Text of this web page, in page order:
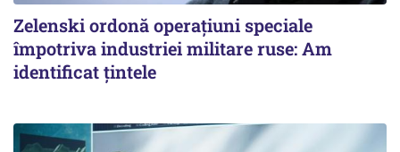
Zelenski ordonă operațiuni speciale
împotriva industriei militare ruse: Am
identificat țintele